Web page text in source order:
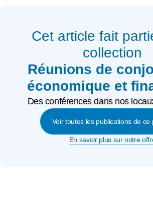
Cet article fait
collection
Réunions de
économique et
Des conférences dans nos
Voir toutes les publications de ce
En savoir plus sur notre